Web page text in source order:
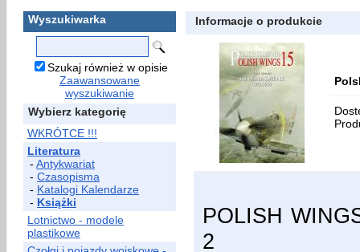
Wyszukiwarka
Szukaj również w opisie
Zaawansowane
wyszukiwanie
Wybierz kategorię
WKRÓTCE !!!
Literatura
- Antykwariat
- Czasopisma
- Katalogi Kalendarze
- Książki
Lotnictwo - modele
plastikowe
Informacje o produkcie
POLISH
2